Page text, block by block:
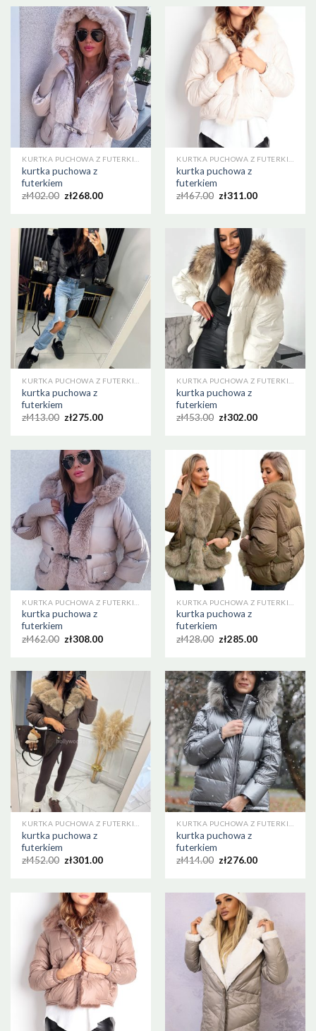
kurtka puchowa z
futerkiem
zł402.00 zł268.00
kurtka puchowa z
futerkiem
zł467.00 zł311.00
kurtka puchowa z
futerkiem
zł413.00 zł275.00
kurtka puchowa z
futerkiem
zł453.00 zł302.00
kurtka puchowa z
futerkiem
zł462.00 zł308.00
kurtka puchowa z
futerkiem
zł428.00 zł285.00
kurtka puchowa z
futerkiem
zł452.00 zł301.00
kurtka puchowa z
futerkiem
zł414.00 zł276.00